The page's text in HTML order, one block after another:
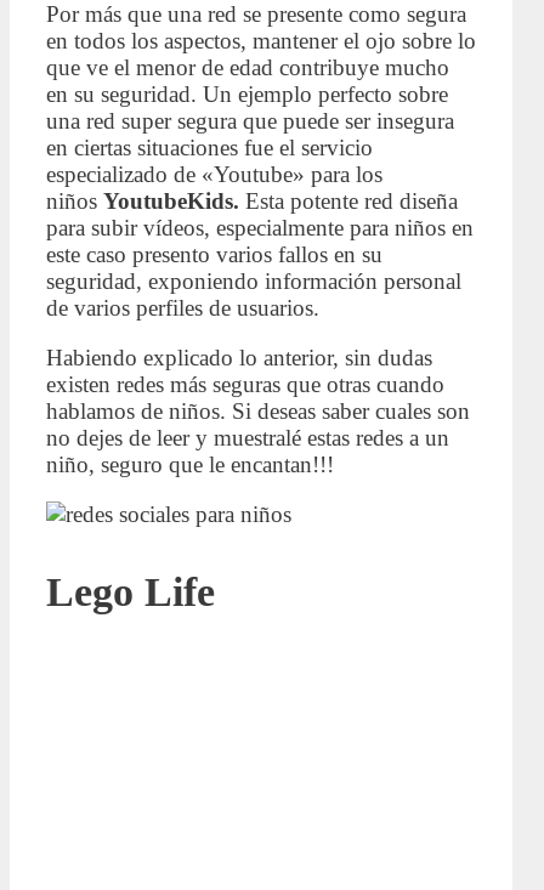
Por más que una red se presente como segura
en todos los aspectos, mantener el ojo sobre lo
que ve el menor de edad contribuye mucho
en su seguridad. Un ejemplo perfecto sobre
una red super segura que puede ser insegura
en ciertas situaciones fue el servicio
especializado de «Youtube» para los
niños YoutubeKids. Esta potente red diseña
para subir vídeos, especialmente para niños en
este caso presento varios fallos en su
seguridad, exponiendo información personal
de varios perfiles de usuarios.
Habiendo explicado lo anterior, sin dudas
existen redes más seguras que otras cuando
hablamos de niños. Si deseas saber cuales son
no dejes de leer y muestralé estas redes a un
niño, seguro que le encantan!!!
Lego Life